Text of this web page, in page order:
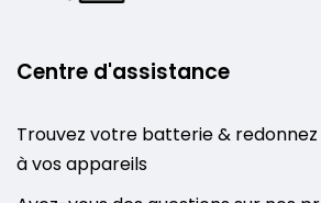
Centre d'assistance
Trouvez votre batterie &
à vos appareils